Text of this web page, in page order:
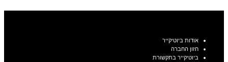
אודות ביוטיקייר
חזון החברה
ביוטיקייר בתקשורת